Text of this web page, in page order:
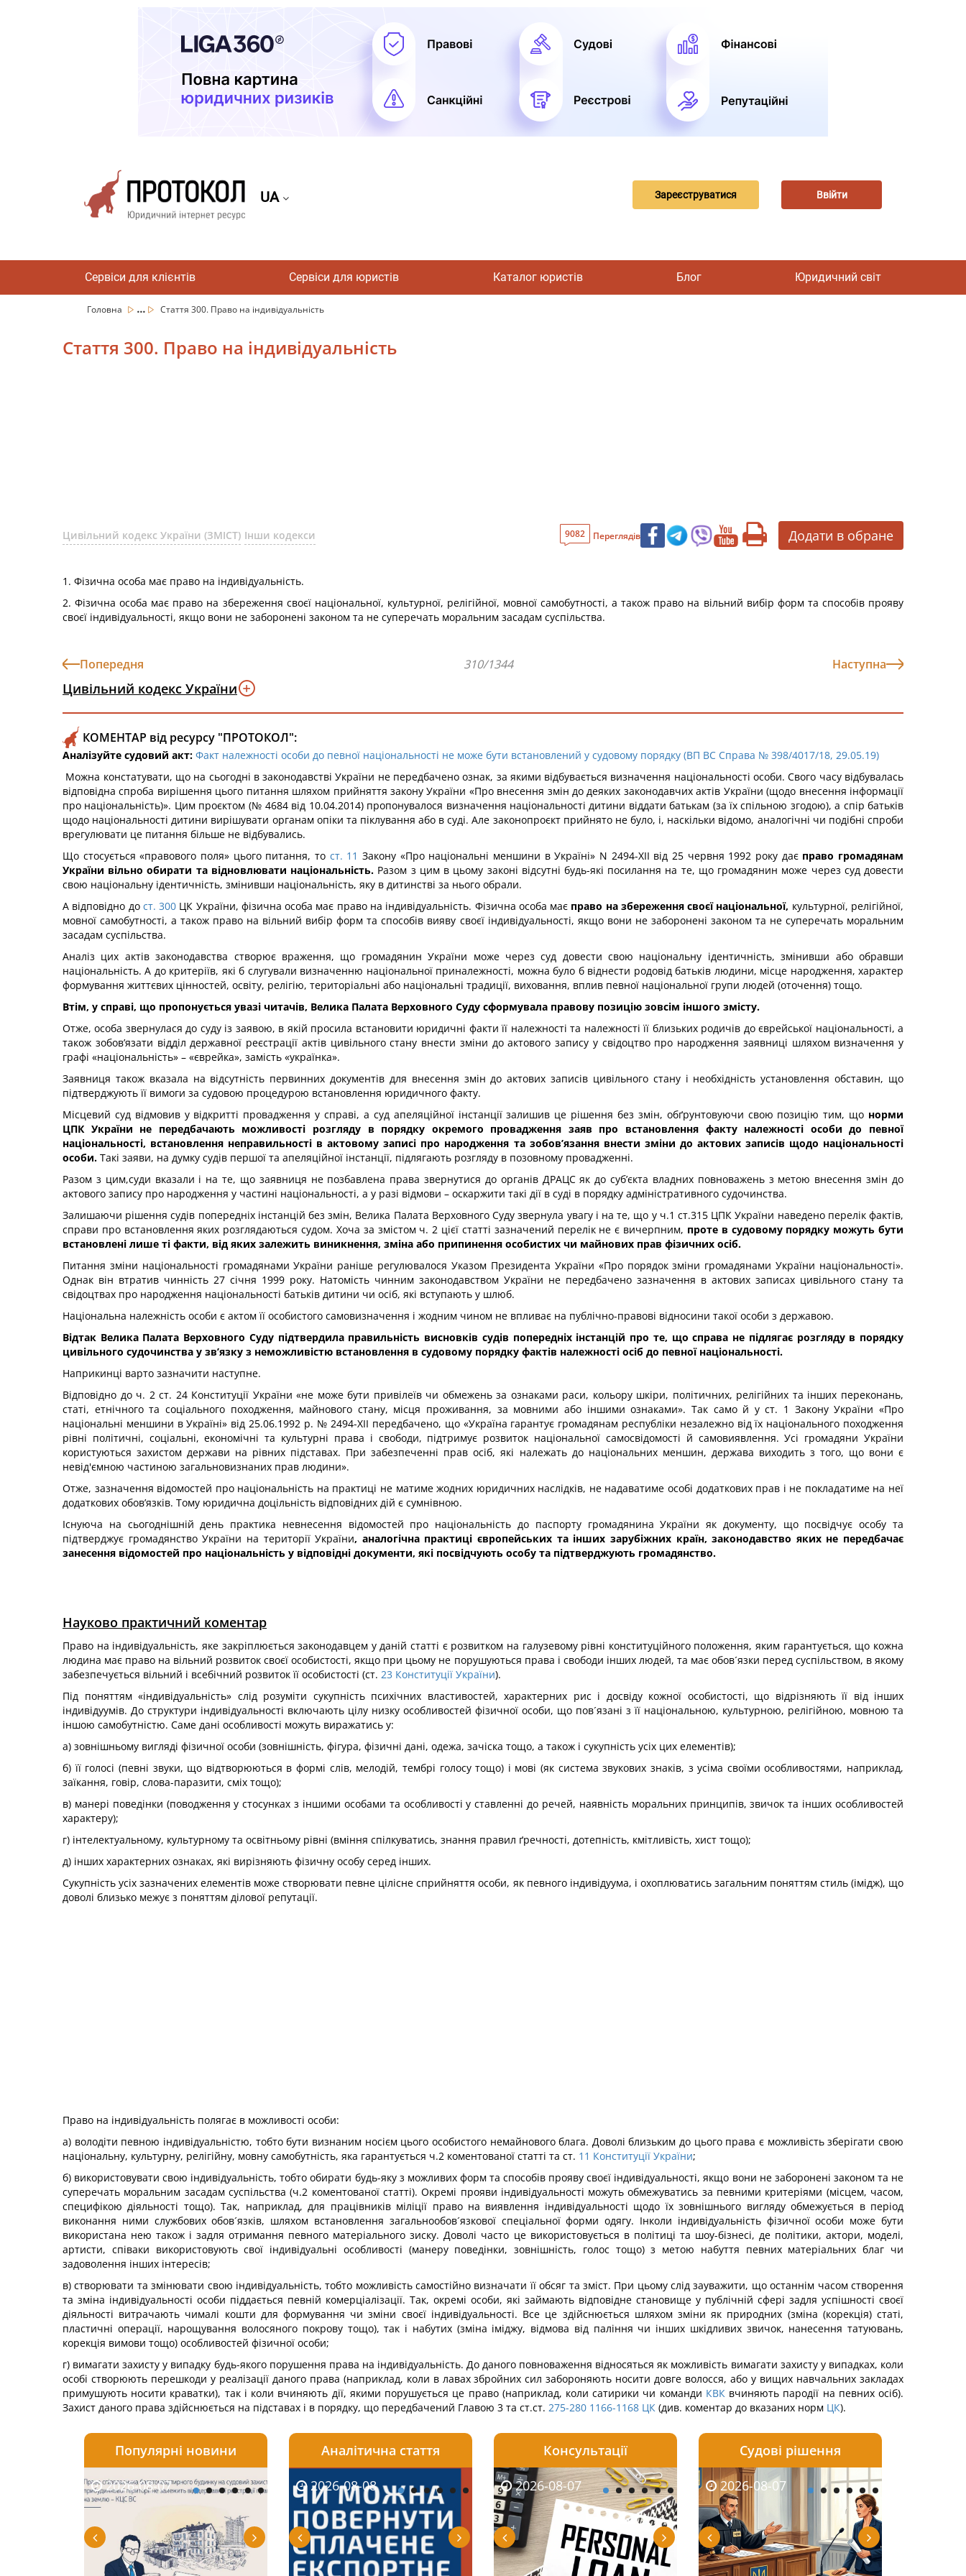
UA Зареєструватися Ввійти
Сервіси для клієнтів Сервіси для юристів Каталог юристів Блог Юридичний світ
Головна ... Стаття 300. Право на індивідуальність
Стаття 300. Право на індивідуальність
Цивільний кодекс України (ЗМІСТ) Інши кодекси 9082 Переглядів Додати в обране
1. Фізична особа має право на індивідуальність.
2. Фізична особа має право на збереження своєї національної, культурної, релігійної, мовної самобутності, а також право на вільний вибір форм та способів прояву
своєї індивідуальності, якщо вони не заборонені законом та не суперечать моральним засадам суспільства.
Попередня 310/1344 Наступна
Цивільний кодекс України
КОМЕНТАР від ресурсу "ПРОТОКОЛ":
Аналізуйте судовий акт: Факт належності особи до певної національності не може бути встановлений у судовому порядку (ВП ВС Справа № 398/4017/18, 29.05.19)
Можна констатувати, що на сьогодні в законодавстві України не передбачено ознак, за якими відбувається визначення національності особи. Свого часу відбувалась
відповідна спроба вирішення цього питання шляхом прийняття закону України «Про внесення змін до деяких законодавчих актів України (щодо внесення інформації
про національність)». Цим проєктом (№ 4684 від 10.04.2014) пропонувалося визначення національності дитини віддати батькам (за їх спільною згодою), а спір батьків
щодо національності дитини вирішувати органам опіки та піклування або в суді. Але законопроєкт прийнято не було, і, наскільки відомо, аналогічні чи подібні спроби
врегулювати це питання більше не відбувались.
Що стосується «правового поля» цього питання, то ст. 11 Закону «Про національні меншини в Україні» N 2494-XII від 25 червня 1992 року дає право громадянам
України вільно обирати та відновлювати національність. Разом з цим в цьому законі відсутні будь-які посилання на те, що громадянин може через суд довести
свою національну ідентичність, змінивши національність, яку в дитинстві за нього обрали.
А відповідно до ст. 300 ЦК України, фізична особа має право на індивідуальність. Фізична особа має право на збереження своєї національної, культурної, релігійної,
мовної самобутності, а також право на вільний вибір форм та способів вияву своєї індивідуальності, якщо вони не заборонені законом та не суперечать моральним
засадам суспільства.
Аналіз цих актів законодавства створює враження, що громадянин України може через суд довести свою національну ідентичність, змінивши або обравши
національність. А до критеріїв, які б слугували визначенню національної приналежності, можна було б віднести родовід батьків людини, місце народження, характер
формування життєвих цінностей, освіту, релігію, територіальні або національні традиції, виховання, вплив певної національної групи людей (оточення) тощо.
Втім, у справі, що пропонується увазі читачів, Велика Палата Верховного Суду сформувала правову позицію зовсім іншого змісту.
Отже, особа звернулася до суду із заявою, в якій просила встановити юридичні факти її належності та належності її близьких родичів до єврейської національності, а
також зобов’язати відділ державної реєстрації актів цивільного стану внести зміни до актового запису у свідоцтво про народження заявниці шляхом визначення у
графі «національність» – «єврейка», замість «українка».
Заявниця також вказала на відсутність первинних документів для внесення змін до актових записів цивільного стану і необхідність установлення обставин, що
підтверджують її вимоги за судовою процедурою встановлення юридичного факту.
Місцевий суд відмовив у відкритті провадження у справі, а суд апеляційної інстанції залишив це рішення без змін, обґрунтовуючи свою позицію тим, що норми
ЦПК України не передбачають можливості розгляду в порядку окремого провадження заяв про встановлення факту належності особи до певної
національності, встановлення неправильності в актовому записі про народження та зобов’язання внести зміни до актових записів щодо національності
особи. Такі заяви, на думку судів першої та апеляційної інстанції, підлягають розгляду в позовному провадженні.
Разом з цим,суди вказали і на те, що заявниця не позбавлена права звернутися до органів ДРАЦС як до суб’єкта владних повноважень з метою внесення змін до
актового запису про народження у частині національності, а у разі відмови – оскаржити такі дії в суді в порядку адміністративного судочинства.
Залишаючи рішення судів попередніх інстанцій без змін, Велика Палата Верховного Суду звернула увагу і на те, що у ч.1 ст.315 ЦПК України наведено перелік фактів,
справи про встановлення яких розглядаються судом. Хоча за змістом ч. 2 цієї статті зазначений перелік не є вичерпним, проте в судовому порядку можуть бути
встановлені лише ті факти, від яких залежить виникнення, зміна або припинення особистих чи майнових прав фізичних осіб.
Питання зміни національності громадянами України раніше регулювалося Указом Президента України «Про порядок зміни громадянами України національності».
Однак він втратив чинність 27 січня 1999 року. Натомість чинним законодавством України не передбачено зазначення в актових записах цивільного стану та
свідоцтвах про народження національності батьків дитини чи осіб, які вступають у шлюб.
Національна належність особи є актом її особистого самовизначення і жодним чином не впливає на публічно-правові відносини такої особи з державою.
Відтак Велика Палата Верховного Суду підтвердила правильність висновків судів попередніх інстанцій про те, що справа не підлягає розгляду в порядку
цивільного судочинства у зв’язку з неможливістю встановлення в судовому порядку фактів належності осіб до певної національності.
Наприкинці варто зазначити наступне.
Відповідно до ч. 2 ст. 24 Конституції України «не може бути привілеїв чи обмежень за ознаками раси, кольору шкіри, політичних, релігійних та інших переконань,
статі, етнічного та соціального походження, майнового стану, місця проживання, за мовними або іншими ознаками». Так само й у ст. 1 Закону України «Про
національні меншини в Україні» від 25.06.1992 р. № 2494-XII передбачено, що «Україна гарантує громадянам республіки незалежно від їх національного походження
рівні політичні, соціальні, економічні та культурні права і свободи, підтримує розвиток національної самосвідомості й самовиявлення. Усі громадяни України
користуються захистом держави на рівних підставах. При забезпеченні прав осіб, які належать до національних меншин, держава виходить з того, що вони є
невід'ємною частиною загальновизнаних прав людини».
Отже, зазначення відомостей про національність на практиці не матиме жодних юридичних наслідків, не надаватиме особі додаткових прав і не покладатиме на неї
додаткових обов’язків. Тому юридична доцільність відповідних дій є сумнівною.
Існуюча на сьогоднішній день практика невнесення відомостей про національність до паспорту громадянина України як документу, що посвідчує особу та
підтверджує громадянство України на території України, аналогічна практиці європейських та інших зарубіжних країн, законодавство яких не передбачає
занесення відомостей про національність у відповідні документи, які посвідчують особу та підтверджують громадянство.
Науково практичний коментар
Право на індивідуальність, яке закріплюється законодавцем у даній статті є розвитком на галузевому рівні конституційного положення, яким гарантується, що кожна
людина має право на вільний розвиток своєї особистості, якщо при цьому не порушуються права і свободи інших людей, та має обов´язки перед суспільством, в якому
забезпечується вільний і всебічний розвиток її особистості (ст. 23 Конституції України).
Під поняттям «індивідуальність» слід розуміти сукупність психічних властивостей, характерних рис і досвіду кожної особистості, що відрізняють її від інших
індивідуумів. До структури індивідуальності включають цілу низку особливостей фізичної особи, що пов´язані з її національною, культурною, релігійною, мовною та
іншою самобутністю. Саме дані особливості можуть виражатись у:
а) зовнішньому вигляді фізичної особи (зовнішність, фігура, фізичні дані, одежа, зачіска тощо, а також і сукупність усіх цих елементів);
б) її голосі (певні звуки, що відтворюються в формі слів, мелодій, тембрі голосу тощо) і мові (як система звукових знаків, з усіма своїми особливостями, наприклад,
заїкання, говір, слова-паразити, сміх тощо);
в) манері поведінки (поводження у стосунках з іншими особами та особливості у ставленні до речей, наявність моральних принципів, звичок та інших особливостей
характеру);
г) інтелектуальному, культурному та освітньому рівні (вміння спілкуватись, знання правил ґречності, дотепність, кмітливість, хист тощо);
д) інших характерних ознаках, які вирізняють фізичну особу серед інших.
Сукупність усіх зазначених елементів може створювати певне цілісне сприйняття особи, як певного індивідуума, і охоплюватись загальним поняттям стиль (імідж), що
доволі близько межує з поняттям ділової репутації.
Право на індивідуальність полягає в можливості особи:
а) володіти певною індивідуальністю, тобто бути визнаним носієм цього особистого немайнового блага. Доволі близьким до цього права є можливість зберігати свою
національну, культурну, релігійну, мовну самобутність, яка гарантується ч.2 коментованої статті та ст. 11 Конституції України;
б) використовувати свою індивідуальність, тобто обирати будь-яку з можливих форм та способів прояву своєї індивідуальності, якщо вони не заборонені законом та не
суперечать моральним засадам суспільства (ч.2 коментованої статті). Окремі прояви індивідуальності можуть обмежуватись за певними критеріями (місцем, часом,
специфікою діяльності тощо). Так, наприклад, для працівників міліції право на виявлення індивідуальності щодо їх зовнішнього вигляду обмежується в період
виконання ними службових обов´язків, шляхом встановлення загальнообов´язкової спеціальної форми одягу. Інколи індивідуальність фізичної особи може бути
використана нею також і задля отримання певного матеріального зиску. Доволі часто це використовується в політиці та шоу-бізнесі, де політики, актори, моделі,
артисти, співаки використовують свої індивідуальні особливості (манеру поведінки, зовнішність, голос тощо) з метою набуття певних матеріальних благ чи
задоволення інших інтересів;
в) створювати та змінювати свою індивідуальність, тобто можливість самостійно визначати її обсяг та зміст. При цьому слід зауважити, що останнім часом створення
та зміна індивідуальності особи піддається певній комерціалізації. Так, окремі особи, які займають відповідне становище у публічній сфері задля успішності своєї
діяльності витрачають чималі кошти для формування чи зміни своєї індивідуальності. Все це здійснюється шляхом зміни як природних (зміна (корекція) статі,
пластичні операції, нарощування волосяного покрову тощо), так і набутих (зміна іміджу, відмова від паління чи інших шкідливих звичок, нанесення татуювань,
корекція вимови тощо) особливостей фізичної особи;
г) вимагати захисту у випадку будь-якого порушення права на індивідуальність. До даного повноваження відносяться як можливість вимагати захисту у випадках, коли
особі створюють перешкоди у реалізації даного права (наприклад, коли в лавах збройних сил забороняють носити довге волосся, або у вищих навчальних закладах
примушують носити краватки), так і коли вчиняють дії, якими порушується це право (наприклад, коли сатирики чи команди КВКвчиняють пародії на певних осіб).
Захист даного права здійснюється на підставах і в порядку, що передбачений Главою 3 та ст.ст. 275-280 1166-1168 ЦК (див. коментар до вказаних норм ЦК).
Популярні новини
2026-08-07 2026-08-06 2026-08-06 2026-08-06 2026-08-05
Аналітична стаття
2026-08-03 2026-08-08 2026-08-07 2026-08-04 2026-08-04
Консультації
2026-08-05 2026-08-07 2026-08-07 2026-08-06
Судові рішення
2026-07-30 2026-08-07